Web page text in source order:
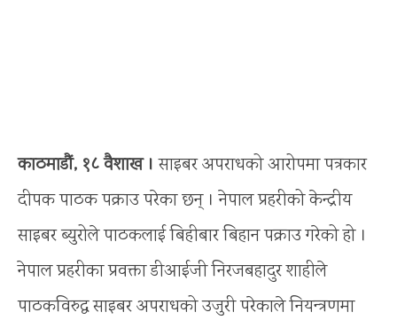
काठमाडौं, १८ वैशाख । साइबर अपराधको आरोपमा पत्रकार
दीपक पाठक पक्राउ परेका छन् । नेपाल प्रहरीको केन्द्रीय
साइबर ब्युरोले पाठकलाई बिहीबार बिहान पक्राउ गरेको हो ।
नेपाल प्रहरीका प्रवक्ता डीआईजी निरजबहादुर शाहीले
पाठकविरुद्ध साइबर अपराधको उजुरी परेकाले नियन्त्रणमा